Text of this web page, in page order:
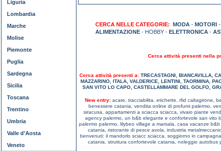
CERCA NELLE CATEGORIE: MODA - MOTORI -
ALIMENTAZIONE - HOBBY - ELETTRONICA -
Cerca attività presenti nella
Cerca attività presenti a: TRECASTAGNI, BIANCAVILLA,
MAZZARINO, ITALA, VALDERICE, LENTINI, TAORMINA,
SAN VITO LO CAPO, CASTELLAMMARE DEL GOLFO,
New entry: acate, tracciabilita, etichette, rfid caltagirone,
benessere catania, vendita online di profumi palermo,
siracusa, appartamenti a sciacca sciacca, vivaio piante
agency palermo, un b&b elegante e confortevole san vito
palermo palermo, lilybeo village a marsala, casa vacanze b&b
catania, ristorante di pesce avola, industria
benvenuti: il mandorlo sciacc sciacca, soggiorno in
catania, struttura confortevole catania, noleggio autobus
Liguria
Lombardia
Marche
Molise
Piemonte
Puglia
Sardegna
Sicilia
Toscana
Trentino
Umbria
Valle d'Aosta
Veneto